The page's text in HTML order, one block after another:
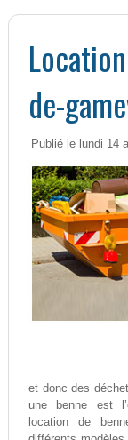
de-
Publié le lundi 14
et donc des
une benne est
location de